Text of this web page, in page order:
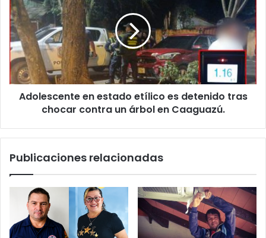
ó
n
i
c
Adolescente en estado etílico es detenido tras
chocar contra un árbol en Caaguazú.
Publicaciones relacionadas